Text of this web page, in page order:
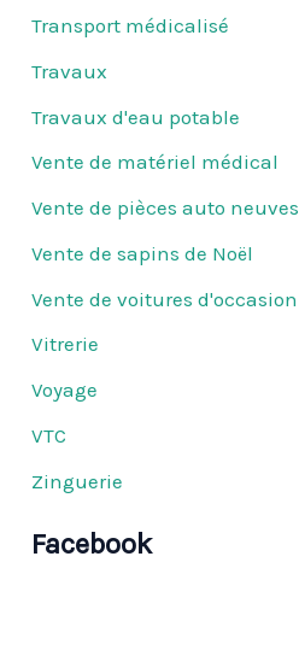
Transport médicalisé
Travaux
Travaux d'eau potable
Vente de matériel médical
Vente de pièces auto neuves
Vente de sapins de Noël
Vente de voitures d'occasion
Vitrerie
Voyage
VTC
Zinguerie
Facebook